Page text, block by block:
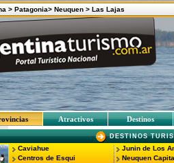
> Patagonia> Neuquen > Las Lajas
Atractivos Destinos
DESTINOS
Caviahue
Centros de Esqui
Junin de Los
Neuquen